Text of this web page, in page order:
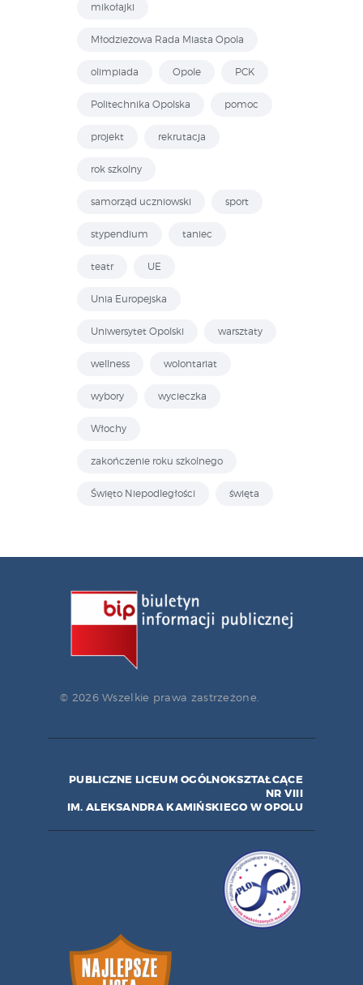
mikołajki
Młodzieżowa Rada Miasta Opola
olimpiada Opole PCK
Politechnika Opolska pomoc
projekt rekrutacja
rok szkolny
samorząd uczniowski sport
stypendium taniec
teatr UE
Unia Europejska
Uniwersytet Opolski warsztaty
wellness wolontariat
wybory wycieczka
Włochy
zakończenie roku szkolnego
Święto Niepodległości święta
© 2026 Wszelkie prawa zastrzeżone.
PUBLICZNE LICEUM OGÓLNOKSZTAŁCĄCE
NR VIII
IM. ALEKSANDRA KAMIŃSKIEGO W OPOLU